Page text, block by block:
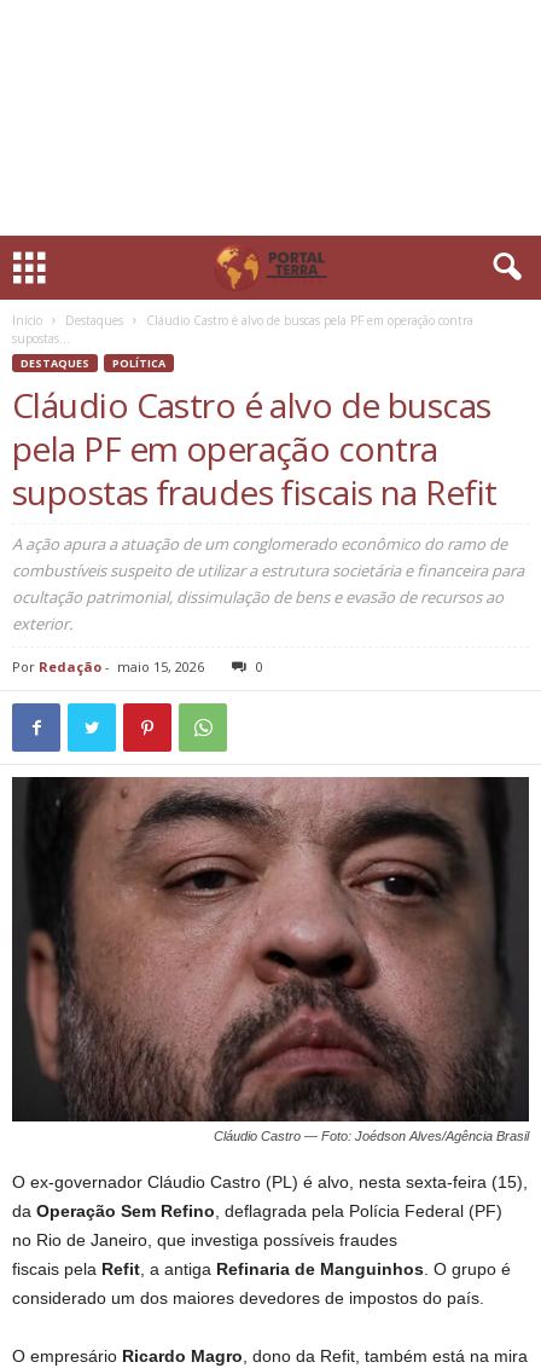
Início Destaques
Cláudio Castro é alvo de buscas pela PF em operação contra
supostas...
DESTAQUES POLÍTICA
Cláudio Castro é alvo de buscas
pela PF em operação contra
supostas fraudes fiscais na Refit
A ação apura a atuação de um conglomerado econômico do ramo de
combustíveis suspeito de utilizar a estrutura societária e financeira para
ocultação patrimonial, dissimulação de bens e evasão de recursos ao
exterior.
Por Redação - maio 15, 2026 0
Cláudio Castro — Foto: Joédson Alves/Agência Brasil
O ex-governador Cláudio Castro (PL) é alvo, nesta sexta-feira (15),
da Operação Sem Refino, deflagrada pela Polícia Federal (PF)
no Rio de Janeiro, que investiga possíveis fraudes
fiscais pela Refit, a antiga Refinaria de Manguinhos. O grupo é
considerado um dos maiores devedores de impostos do país.
O empresário Ricardo Magro, dono da Refit, também está na mira